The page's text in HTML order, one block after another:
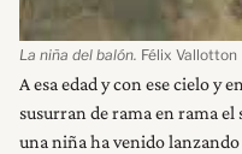
La niña del balón. Félix Vallotton
A esa edad y con ese cielo y
susurran de rama en rama el
una niña ha venido